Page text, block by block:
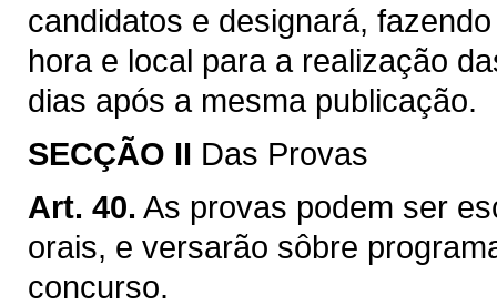
candidatos e designará,
hora e local para a realização
dias após a mesma publicação.
SECÇÃO II Das Provas
Art. 40. As provas podem ser
orais, e versarão sôbre
concurso.